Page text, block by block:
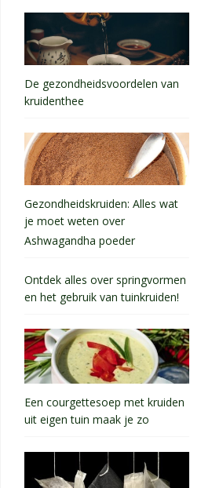
De gezondheidsvoordelen van
kruidenthee
Gezondheidskruiden: Alles wat
je moet weten over
Ashwagandha poeder
Ontdek alles over springvormen
en het gebruik van tuinkruiden!
Een courgettesoep met kruiden
uit eigen tuin maak je zo